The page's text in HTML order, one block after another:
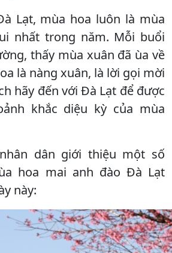
Lạt, mùa hoa luôn là mùa
nhất trong năm. Mỗi buổi
thấy mùa xuân đã ùa về
là nàng xuân, là lời gọi mời
hãy đến với Đà Lạt để được
khắc diệu kỳ của mùa
dân giới thiệu một số
hoa mai anh đào Đà Lạt
này: